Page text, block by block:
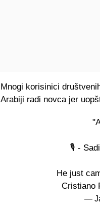
Mnogi korisinici
Arabiji radi novca jer
🎙️ -
He just
Cristiano
—